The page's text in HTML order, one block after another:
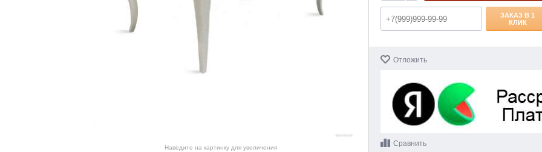
Наведите на картинку для увеличения
ЗАКАЗ В 1
КЛИК
Отложить
Сравнить